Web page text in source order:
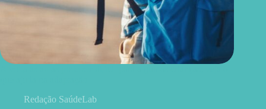
Redação SaúdeLab